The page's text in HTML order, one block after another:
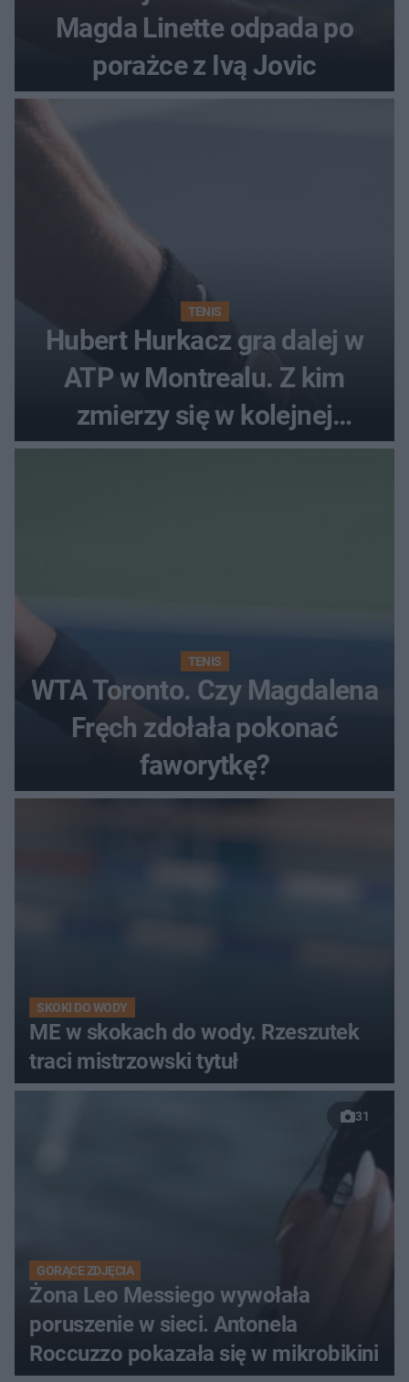
Magda Linette odpada po
porażce z Ivą Jovic
TENIS
Hubert Hurkacz gra dalej w
ATP w Montrealu. Z kim
zmierzy się w kolejnej
rundzie?
TENIS
WTA Toronto. Czy Magdalena
Fręch zdołała pokonać
faworytkę?
SKOKI DO WODY
ME w skokach do wody. Rzeszutek
traci mistrzowski tytuł
31
GORĄCE ZDJĘCIA
Żona Leo Messiego wywołała
poruszenie w sieci. Antonela
Roccuzzo pokazała się w mikrobikini